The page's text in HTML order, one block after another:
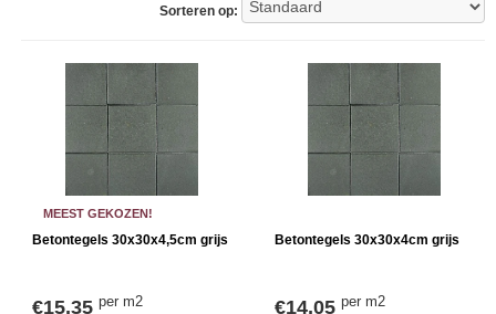
Sorteren op:
MEEST GEKOZEN!
Betontegels 30x30x4,5cm grijs
€15,35 per m2
Betontegels 30x30x4cm grijs
€14,05per m2